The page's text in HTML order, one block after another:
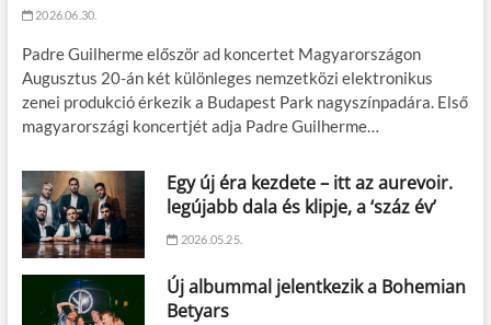
2026.06.30.
Padre Guilherme először ad koncertet Magyarországon
Augusztus 20-án két különleges nemzetközi elektronikus
zenei produkció érkezik a Budapest Park nagyszínpadára. Első
magyarországi koncertjét adja Padre Guilherme…
Egy új éra kezdete – itt az aurevoir.
legújabb dala és klipje, a ‘száz év’
2026.05.25.
Új albummal jelentkezik a Bohemian
Betyars